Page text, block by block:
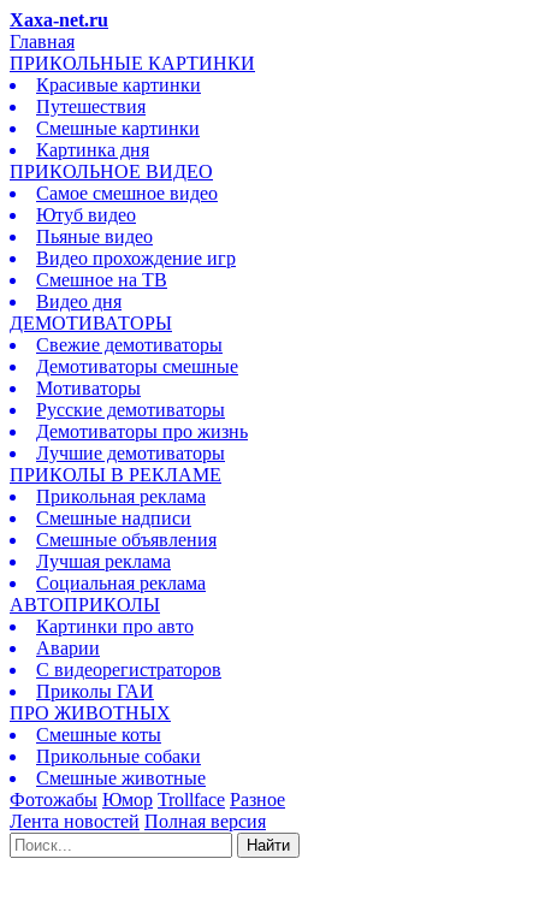
Xaxa-net.ru
Главная
ПРИКОЛЬНЫЕ КАРТИНКИ
Красивые картинки
Путешествия
Смешные картинки
Картинка дня
ПРИКОЛЬНОЕ ВИДЕО
Самое смешное видео
Ютуб видео
Пьяные видео
Видео прохождение игр
Смешное на ТВ
Видео дня
ДЕМОТИВАТОРЫ
Свежие демотиваторы
Демотиваторы смешные
Мотиваторы
Русские демотиваторы
Демотиваторы про жизнь
Лучшие демотиваторы
ПРИКОЛЫ В РЕКЛАМЕ
Прикольная реклама
Смешные надписи
Смешные объявления
Лучшая реклама
Социальная реклама
АВТОПРИКОЛЫ
Картинки про авто
Аварии
С видеорегистраторов
Приколы ГАИ
ПРО ЖИВОТНЫХ
Смешные коты
Прикольные собаки
Смешные животные
Фотожабы Юмор Trollface Разное
Лента новостей Полная версия
Найти